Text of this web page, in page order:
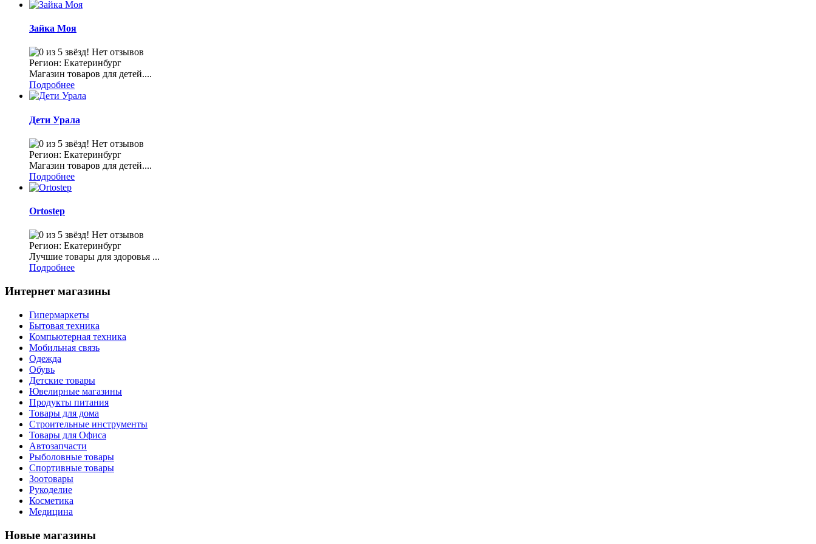
Зайка Моя
Нет отзывов
Регион: Екатеринбург
Магазин товаров для детей....
Подробнее
Дети Урала
Нет отзывов
Регион: Екатеринбург
Магазин товаров для детей....
Подробнее
Ortostep
Нет отзывов
Регион: Екатеринбург
Лучшие товары для здоровья ...
Подробнее
Интернет магазины
Гипермаркеты
Бытовая техника
Компьютерная техника
Мобильная связь
Одежда
Обувь
Детские товары
Ювелирные магазины
Продукты питания
Товары для дома
Строительные инструменты
Товары для Офиса
Автозапчасти
Рыболовные товары
Спортивные товары
Зоотовары
Рукоделие
Косметика
Медицина
Новые магазины